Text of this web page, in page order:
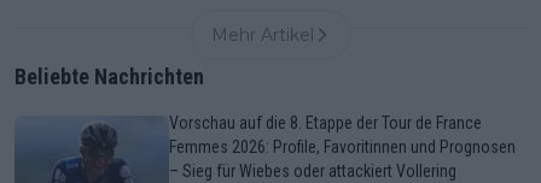
Mehr Artikel
Beliebte Nachrichten
Vorschau auf die 8. Etappe der Tour de France
Femmes 2026: Profile, Favoritinnen und Prognosen
– Sieg für Wiebes oder attackiert Vollering